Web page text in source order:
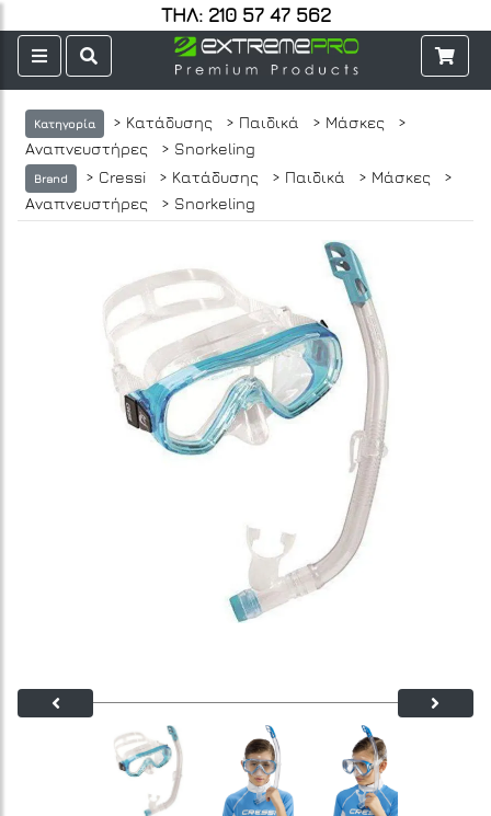
ΤΗΛ: 210 57 47 562
Κατηγορία > Κατάδυσης > Παιδικά > Μάσκες
>
Αναπνευστήρες
> Snorkeling
Brand > Cressi > Κατάδυσης > Παιδικά > Μάσκες
>
Αναπνευστήρες
> Snorkeling